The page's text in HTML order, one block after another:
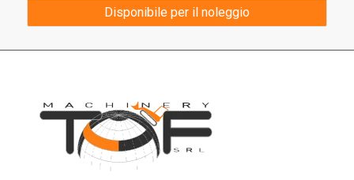
Disponibile per il noleggio